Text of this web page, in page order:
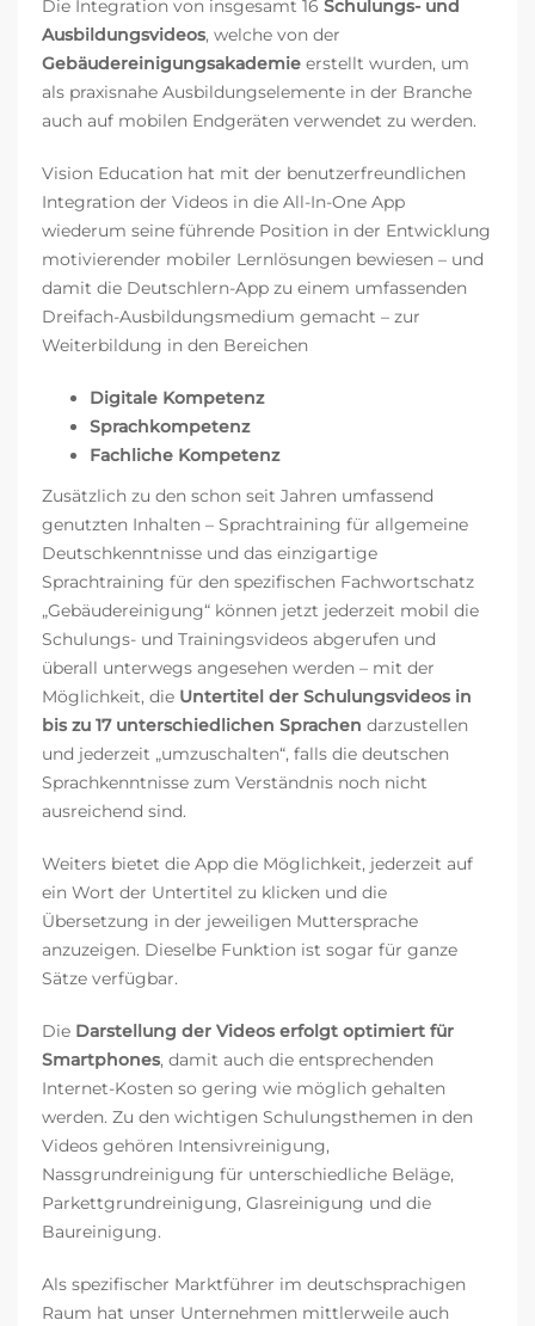
Die Integration von insgesamt 16 Schulungs- und
Ausbildungsvideos, welche von der
Gebäudereinigungsakademie erstellt wurden, um
als praxisnahe Ausbildungselemente in der Branche
auch auf mobilen Endgeräten verwendet zu werden.
Vision Education hat mit der benutzerfreundlichen
Integration der Videos in die All-In-One App
wiederum seine führende Position in der Entwicklung
motivierender mobiler Lernlösungen bewiesen – und
damit die Deutschlern-App zu einem umfassenden
Dreifach-Ausbildungsmedium gemacht – zur
Weiterbildung in den Bereichen
Digitale Kompetenz
Sprachkompetenz
Fachliche Kompetenz
Zusätzlich zu den schon seit Jahren umfassend
genutzten Inhalten – Sprachtraining für allgemeine
Deutschkenntnisse und das einzigartige
Sprachtraining für den spezifischen Fachwortschatz
„Gebäudereinigung“ können jetzt jederzeit mobil die
Schulungs- und Trainingsvideos abgerufen und
überall unterwegs angesehen werden – mit der
Möglichkeit, die Untertitel der Schulungsvideos in
bis zu 17 unterschiedlichen Sprachen darzustellen
und jederzeit „umzuschalten“, falls die deutschen
Sprachkenntnisse zum Verständnis noch nicht
ausreichend sind.
Weiters bietet die App die Möglichkeit, jederzeit auf
ein Wort der Untertitel zu klicken und die
Übersetzung in der jeweiligen Muttersprache
anzuzeigen. Dieselbe Funktion ist sogar für ganze
Sätze verfügbar.
Die Darstellung der Videos erfolgt optimiert für
Smartphones, damit auch die entsprechenden
Internet-Kosten so gering wie möglich gehalten
werden. Zu den wichtigen Schulungsthemen in den
Videos gehören Intensivreinigung,
Nassgrundreinigung für unterschiedliche Beläge,
Parkettgrundreinigung, Glasreinigung und die
Baureinigung.
Als spezifischer Marktführer im deutschsprachigen
Raum hat unser Unternehmen mittlerweile auch